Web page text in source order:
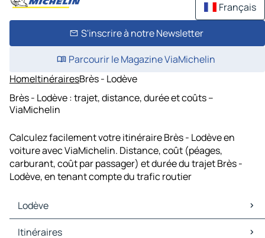
Français
S'inscrire à notre Newsletter
Parcourir le Magazine ViaMichelin
HomeItinérairesBrès - Lodève
Brès - Lodève : trajet, distance, durée et coûts –
ViaMichelin
Calculez facilement votre itinéraire Brès - Lodève en
voiture avec ViaMichelin. Distance, coût (péages,
carburant, coût par passager) et durée du trajet Brès -
Lodève, en tenant compte du trafic routier
Lodève
Lodève Cartes et plans
Itinéraires